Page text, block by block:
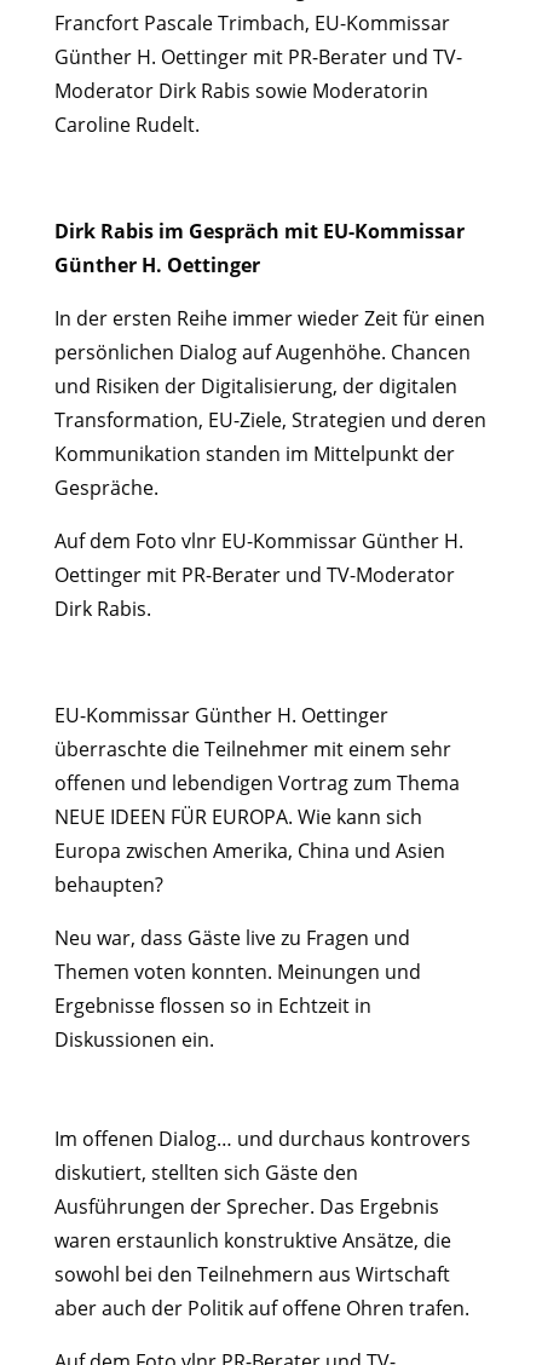
Francfort Pascale Trimbach, EU-Kommissar
Günther H. Oettinger mit PR-Berater und TV-
Moderator Dirk Rabis sowie Moderatorin
Caroline Rudelt.
Dirk Rabis im Gespräch mit EU-Kommissar
Günther H. Oettinger
In der ersten Reihe immer wieder Zeit für einen
persönlichen Dialog auf Augenhöhe. Chancen
und Risiken der Digitalisierung, der digitalen
Transformation, EU-Ziele, Strategien und deren
Kommunikation standen im Mittelpunkt der
Gespräche.
Auf dem Foto vlnr EU-Kommissar Günther H.
Oettinger mit PR-Berater und TV-Moderator
Dirk Rabis.
EU-Kommissar Günther H. Oettinger
überraschte die Teilnehmer mit einem sehr
offenen und lebendigen Vortrag zum Thema
NEUE IDEEN FÜR EUROPA. Wie kann sich
Europa zwischen Amerika, China und Asien
behaupten?
Neu war, dass Gäste live zu Fragen und
Themen voten konnten. Meinungen und
Ergebnisse flossen so in Echtzeit in
Diskussionen ein.
Im offenen Dialog… und durchaus kontrovers
diskutiert, stellten sich Gäste den
Ausführungen der Sprecher. Das Ergebnis
waren erstaunlich konstruktive Ansätze, die
sowohl bei den Teilnehmern aus Wirtschaft
aber auch der Politik auf offene Ohren trafen.